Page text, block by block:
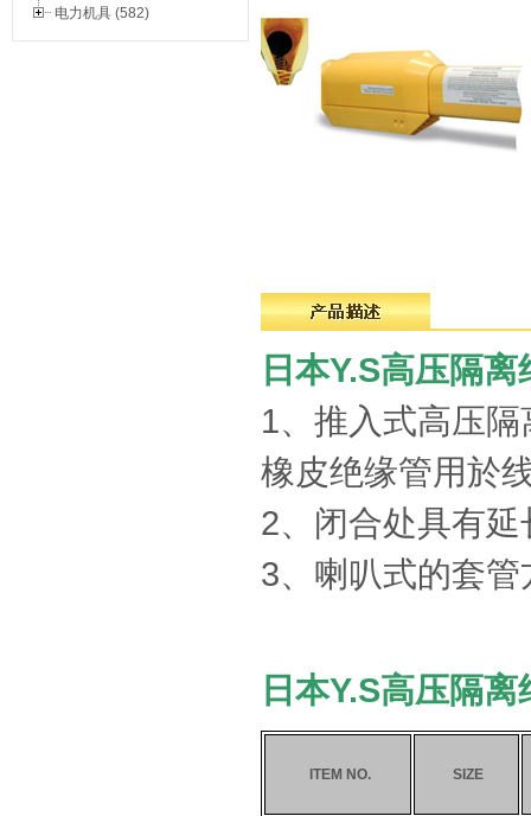
电力机具 (582)
日本Y.S高压隔
1、推入式高压
橡皮绝缘管用於
2、闭合处具有
3、喇叭式的套
日本Y.S高压隔
ITEM NO. SIZE